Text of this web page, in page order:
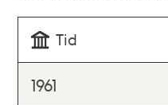
Tid
1961